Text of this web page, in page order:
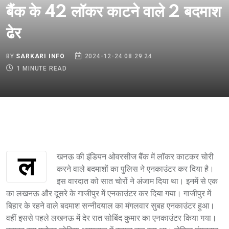
बैंक के 42 लॉकर काटने वाले 2 बदमाश
ढेर
BY SARKARI INFO
2024-12-24 08:29:24
1 MINUTE READ
लखनऊ की इंडियन ओवरसीज बैंक में लॉकर काटकर चोरी
करने वाले बदमाशों का पुलिस ने एनकाउंटर कर दिया है।
इस वारदात को सात चोरों ने अंजाम दिया था। इनमें से एक
का लखनऊ और दूसरे के गाजीपुर में एनकाउंटर कर दिया गया। गाजीपुर में
बिहार के रहने वाले बदमाश सन्नीदयाल का मंगलवार सुबह एनकाउंटर हुआ।
वहीं इससे पहले लखनऊ में देर रात सोबिंद कुमार का एनकाउंटर किया गया।